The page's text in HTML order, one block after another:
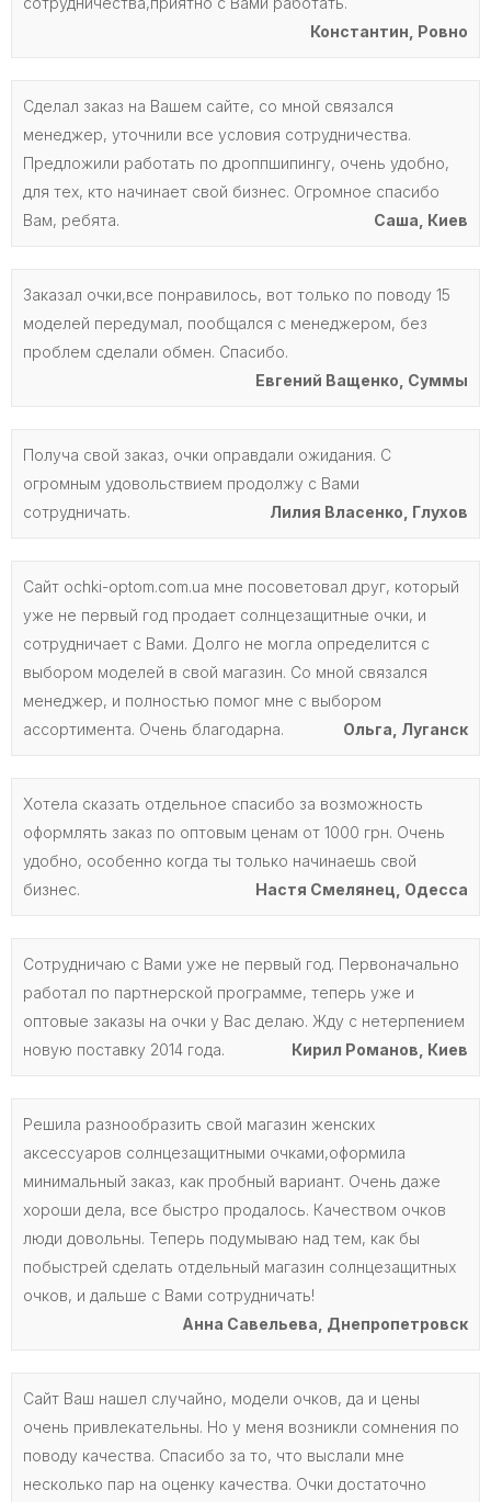
Константин, Ровно
Сделал заказ на Вашем сайте, со мной связался
менеджер, уточнили все условия сотрудничества.
Предложили работать по дроппшипингу, очень удобно,
для тех, кто начинает свой бизнес. Огромное спасибо
Вам, ребята.
Саша, Киев
Заказал очки,все понравилось, вот только по поводу 15
моделей передумал, пообщался с менеджером, без
проблем сделали обмен. Спасибо.
Евгений Ващенко, Суммы
Получа свой заказ, очки оправдали ожидания. С
огромным удовольствием продолжу с Вами
сотрудничать.
Лилия Власенко, Глухов
Сайт ochki-optom.com.ua мне посоветовал друг, который
уже не первый год продает солнцезащитные очки, и
сотрудничает с Вами. Долго не могла определится с
выбором моделей в свой магазин. Со мной связался
менеджер, и полностью помог мне с выбором
ассортимента. Очень благодарна.
Ольга, Луганск
Хотела сказать отдельное спасибо за возможность
оформлять заказ по оптовым ценам от 1000 грн. Очень
удобно, особенно когда ты только начинаешь свой
бизнес.
Настя Смелянец, Одесса
Сотрудничаю с Вами уже не первый год. Первоначально
работал по партнерской программе, теперь уже и
оптовые заказы на очки у Вас делаю. Жду с нетерпением
новую поставку 2014 года.
Кирил Романов, Киев
Решила разнообразить свой магазин женских
аксессуаров солнцезащитными очками,оформила
минимальный заказ, как пробный вариант. Очень даже
хороши дела, все быстро продалось. Качеством очков
люди довольны. Теперь подумываю над тем, как бы
побыстрей сделать отдельный магазин солнцезащитных
очков, и дальше с Вами сотрудничать!
Анна Савельева, Днепропетровск
Сайт Ваш нашел случайно, модели очков, да и цены
очень привлекательны. Но у меня возникли сомнения по
поводу качества. Спасибо за то, что выслали мне
несколько пар на оценку качества. Очки достаточно